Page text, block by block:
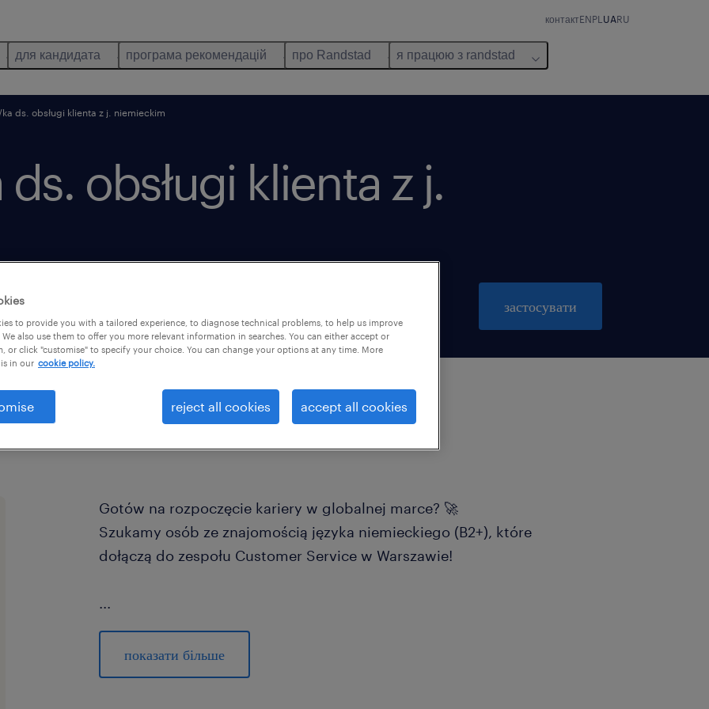
контактENPL UARU
для кандидата програма рекомендацій про Randstad я працюю з randstad
ds. obsługi klienta z j. niemieckim
obsługi klienta z j.
застосувати
Gotów na rozpoczęcie kariery w globalnej marce? 🚀
Szukamy osób ze znajomością języka niemieckiego (B2+), które
dołączą do zespołu Customer Service w Warszawie!
...
Hej! Jesteśmy Randstad i pomagamy jednemu z naszych
klientów (globalnemu liderowi w swojej branży) rozwijać
centrum operacyjne ds. obsługi klienta (Customer Operations
показати більше
to provide you with a tailored experience, to diagnose technical problems, to help us improve
also use them to offer you more relevant information in searches. You can either accept or
or click "customise" to specify your choice. You can change your options at any time. More
in our cookie policy.
reject all cookies accept all cookies